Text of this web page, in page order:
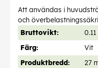
Att användas i
och
Bruttovikt:
Färg:
Vit
Produktbredd:
27